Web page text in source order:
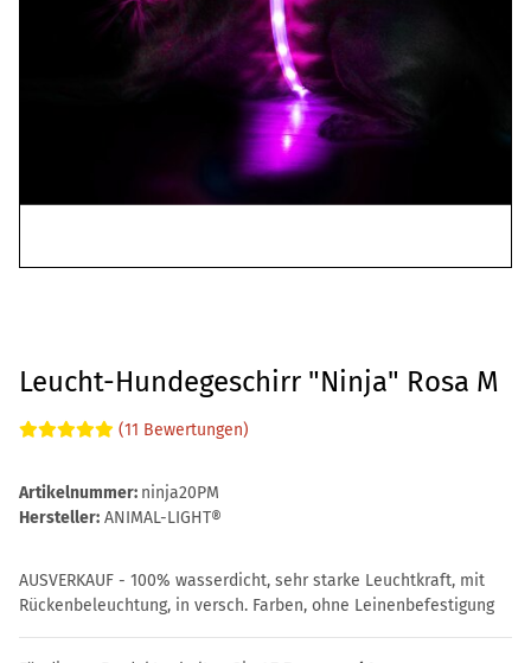
Leucht-Hundegeschirr "Ninja" Rosa M
(11 Bewertungen)
Artikelnummer: ninja20PM
Hersteller: ANIMAL-LIGHT®
AUSVERKAUF - 100% wasserdicht, sehr starke Leuchtkraft, mit
Rückenbeleuchtung, in versch. Farben, ohne Leinenbefestigung